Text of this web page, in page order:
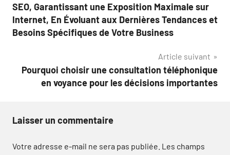
SEO, Garantissant une Exposition Maximale sur
Internet, En Évoluant aux Dernières Tendances et
Besoins Spécifiques de Votre Business
Article suivant
Pourquoi choisir une consultation téléphonique
en voyance pour les décisions importantes
Laisser un commentaire
Votre adresse e-mail ne sera pas publiée. Les champs